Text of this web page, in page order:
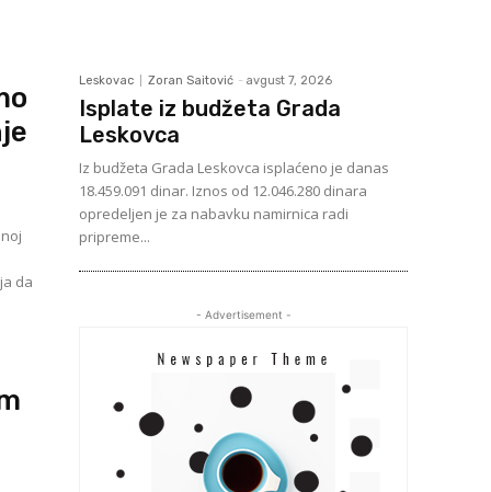
da
Leskovac Zoran Saitović - avgust 7, 2026
Isplate iz budžeta Grada
Leskovca
Iz budžeta Grada Leskovca isplaćeno je danas
18.459.091 dinar. Iznos od 12.046.280 dinara
opredeljen je za nabavku namirnica radi
pripreme...
- Advertisement -